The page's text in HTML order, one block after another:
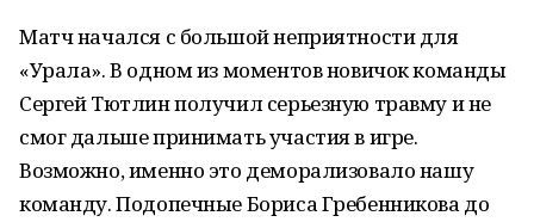
Матч начался с большой неприятности для
«Урала». В одном из моментов новичок команды
Сергей Тютлин получил серьезную травму и не
смог дальше принимать участия в игре.
Возможно, именно это деморализовало нашу
команду. Подопечные Бориса Гребенникова до